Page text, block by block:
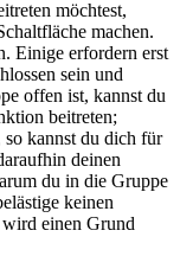
möchtest,
machen.
Einige erfordern erst
sein und
offen ist, kannst du
beitreten;
kannst du dich für
deinen
du in die Gruppe
keinen
einen Grund